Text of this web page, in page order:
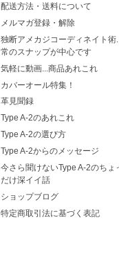
配送方法・送料について
メルマガ登録・解除
独断アメカジコーディネイト術
常のスナップが中心です
気軽に動画...商品あれこれ
カバーオール特集！
革見聞録
Type A-2のあれこれ
Type A-2の選び方
Type A-2からのメッセージ
今さら聞けないType A-2のちょ
だけ深イイ話
ショップブログ
特定商取引法に基づく表記